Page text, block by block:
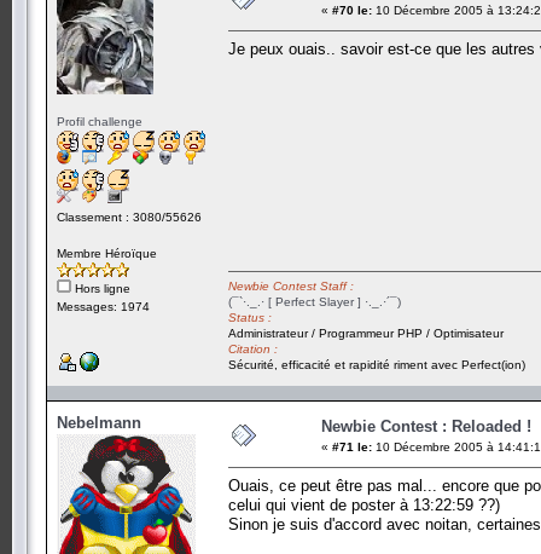
Profil challenge
Classement : 3080/55626
Membre Héroïque
Hors ligne
Messages: 1974
« #70 le: 10 Décembre 2005 à
Je peux ouais.. savoir est-ce que les
Newbie Contest Staff :
(¯`·._.· [ Perfect Slayer ] ·._.·´¯)
Status :
Administrateur / Programmeur PHP / Optimisateur
Citation :
Sécurité, efficacité et rapidité riment avec Perfect(ion)
Nebelmann Newbie Contest : Reloaded !
« #71 le: 10 Décembre 2005 à
Ouais, ce peut être pas mal... encore que
celui qui vient de poster à 13:22:59 ??)
Sinon je suis d'accord avec noitan,